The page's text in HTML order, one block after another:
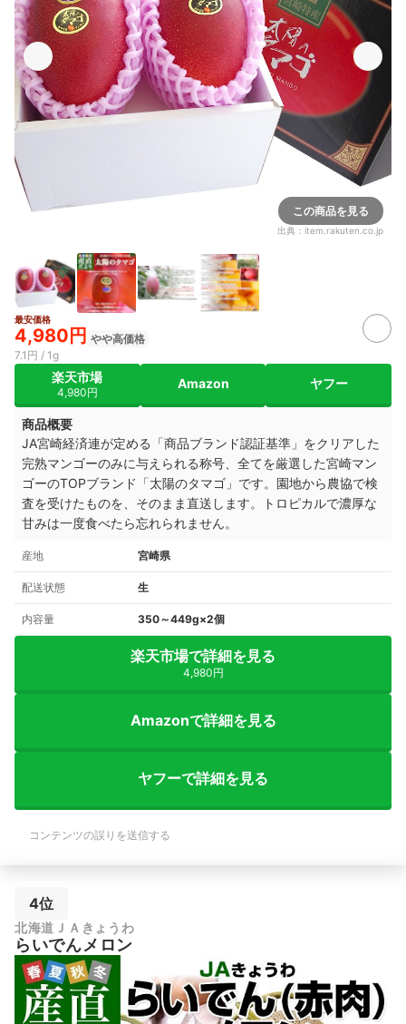
この商品を見る
出典： item.rakuten.co.jp
最安価格
4,980円 やや高価格
7.1円 / 1g
楽天市場
4,980円
Amazon ヤフー
商品概要
JA宮崎経済連が定める「商品ブランド認証基準」をクリアした
完熟マンゴーのみに与えられる称号、全てを厳選した宮崎マン
ゴーのTOPブランド「太陽のタマゴ」です。園地から農協で検
査を受けたものを、そのまま直送します。トロピカルで濃厚な
甘みは一度食べたら忘れられません。
産地 宮崎県
配送状態 生
内容量 350～449g×2個
楽天市場で詳細を見る
4,980円
Amazonで詳細を見る
ヤフーで詳細を見る
コンテンツの誤りを送信する
4位
北海道ＪＡきょうわ
らいでんメロン